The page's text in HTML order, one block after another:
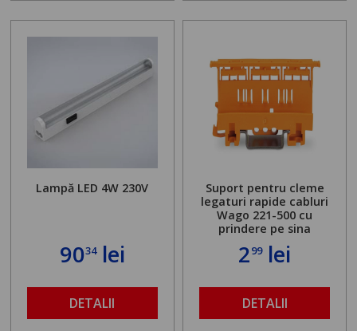
Lampă LED 4W 230V
9034lei
DETALII
Suport pentru cleme
legaturi rapide cabluri
Wago 221-500 cu
prindere pe sina
299lei
DETALII